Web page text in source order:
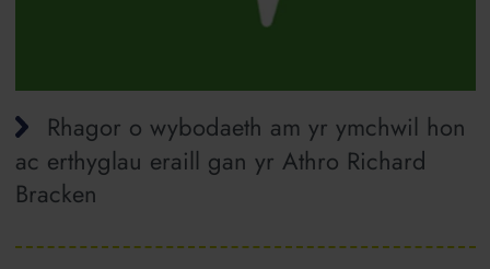
Rhagor o wybodaeth am yr ymchwil hon
ac erthyglau eraill gan yr Athro Richard
Bracken